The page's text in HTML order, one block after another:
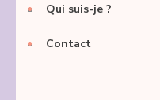
Qui suis-je ?
Contact